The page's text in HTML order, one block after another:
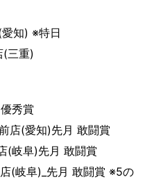
知) ※特日
(三重)
秀賞
店(愛知)先月 敢闘賞
(岐阜)先月 敢闘賞
(岐阜)_先月 敢闘賞 ※5の